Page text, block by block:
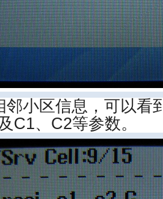
邻小区信息，可以看
C1、C2等参数。